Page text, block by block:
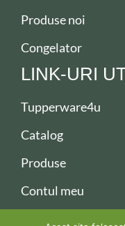
Produse noi
Congelator
LINK-URI
Tupperware4u
Catalog
Produse
Contul meu